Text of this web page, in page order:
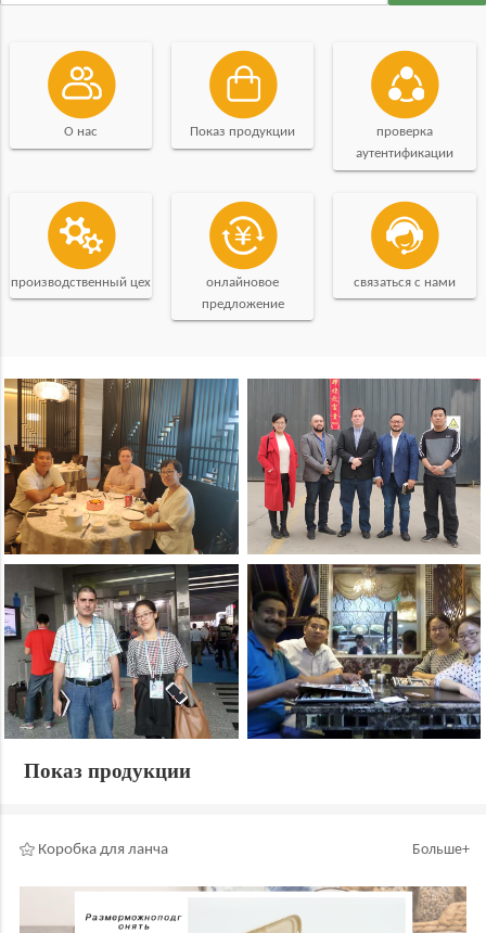
О нас Показ продукции
проверка
аутентификации
производственный цех
онлайновое
предложение
связаться с нами
Показ продукции
Коробка для ланча Больше+